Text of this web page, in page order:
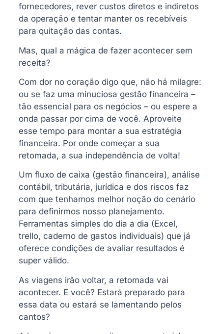
fornecedores, rever custos diretos e indiretos
da operação e tentar manter os recebíveis
para quitação das contas.
Mas, qual a mágica de fazer acontecer sem
receita?
Com dor no coração digo que, não há milagre:
ou se faz uma minuciosa gestão financeira –
tão essencial para os negócios – ou espere a
onda passar por cima de você. Aproveite
esse tempo para montar a sua estratégia
financeira. Por onde começar a sua
retomada, a sua independência de volta!
Um fluxo de caixa (gestão financeira), análise
contábil, tributária, jurídica e dos riscos faz
com que tenhamos melhor noção do cenário
para definirmos nosso planejamento.
Ferramentas simples do dia a dia (Excel,
trello, caderno de gastos individuais) que já
oferece condições de avaliar resultados é
super válido.
As viagens irão voltar, a retomada vai
acontecer. E você? Estará preparado para
essa data ou estará se lamentando pelos
cantos?